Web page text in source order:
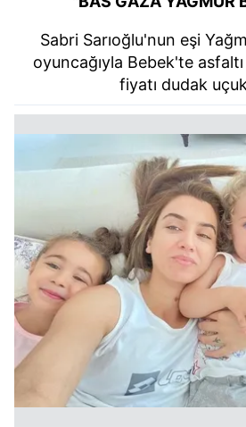
Sabri Sarıoğlu'nun eşi
oyuncağıyla Bebek'te
fiyatı dudak